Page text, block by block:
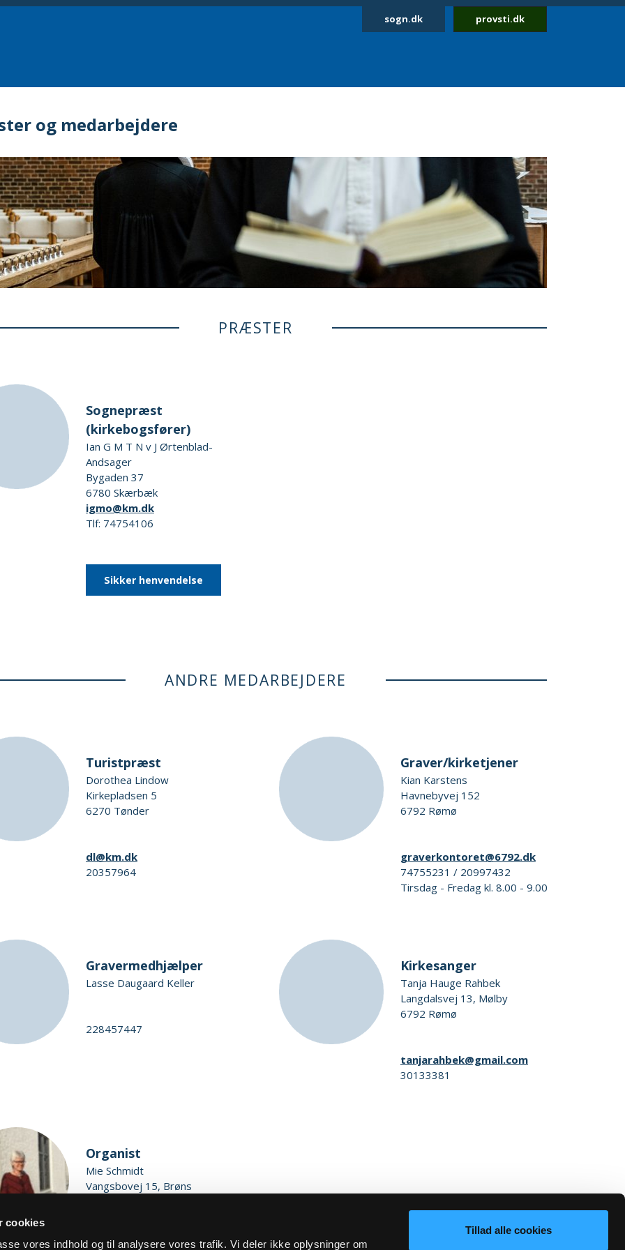
cookies
vores indhold og til analysere vores trafik. Vi deler ikke oplysninger om
Tillad alle cookies
sogn.dk provsti.dk
og medarbejdere
PRÆSTER
Sognepræst
(kirkebogsfører)
Ian G M T N v J Ørtenblad-
Andsager
Bygaden 37
6780 Skærbæk
igmo@km.dk
Tlf: 74754106
Sikker henvendelse
ANDRE MEDARBEJDERE
Turistpræst
Dorothea Lindow
Kirkepladsen 5
6270 Tønder
dl@km.dk
20357964
Graver/kirketjener
Kian Karstens
Havnebyvej 152
6792 Rømø
graverkontoret@6792.dk
74755231 / 20997432
Tirsdag - Fredag kl. 8.00 - 9.00
Gravermedhjælper
Lasse Daugaard Keller
228457447
Kirkesanger
Tanja Hauge Rahbek
Langdalsvej 13, Mølby
6792 Rømø
tanjarahbek@gmail.com
30133381
Organist
Mie Schmidt
Vangsbovej 15, Brøns
frumie@live.dk